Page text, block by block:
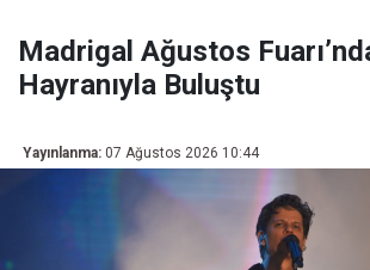
Madrigal Ağustos
Hayranıyla Buluştu
Yayınlanma: 07 Ağustos 2026 10:44